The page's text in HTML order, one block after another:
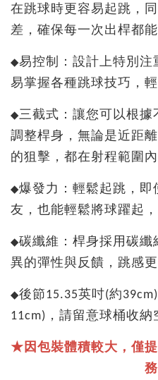
在跳球時更容易起跳，
差，確保每一次出桿都能
◆易控制：設計上特別注
易掌握各種跳球技巧，
◆三截式：讓您可以根
調整桿身，無論是近距
的狙擊，都在射程範圍內
◆爆發力 ： 輕鬆起跳 ， 即
友，也能輕鬆將球躍起，
◆碳纖維 ： 桿身採用碳纖
異的彈性與反饋，跳感更
◆後節15.35英吋(約
11cm)，請留意球桶收納
★因包裝體積較大，僅